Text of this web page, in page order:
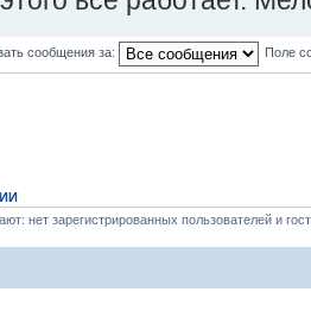
сообщения за: Поле
нет зарегистрированных пользователей и